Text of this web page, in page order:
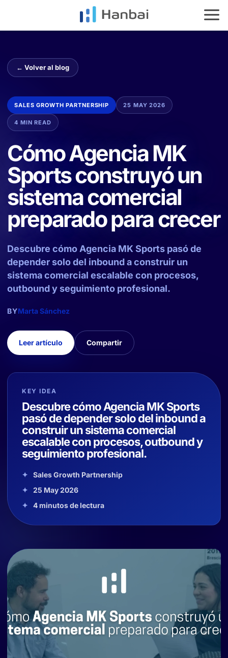
HOME SERVICIOS
← Volver al blog
SALES GROWTH PARTNERSHIP 25 MAY 2026
4 MIN READ
Cómo Agencia MK
Sports construyó un
sistema comercial
preparado para crecer
Descubre cómo Agencia MK Sports pasó de
depender solo del inbound a construir un
sistema comercial escalable con procesos,
outbound y seguimiento profesional.
BYMarta Sánchez
Leer artículo Compartir
KEY IDEA
Descubre cómo Agencia MK Sports
pasó de depender solo del inbound a
construir un sistema comercial
escalable con procesos, outbound y
seguimiento profesional.
Sales Growth Partnership
25 May 2026
4 minutos de lectura